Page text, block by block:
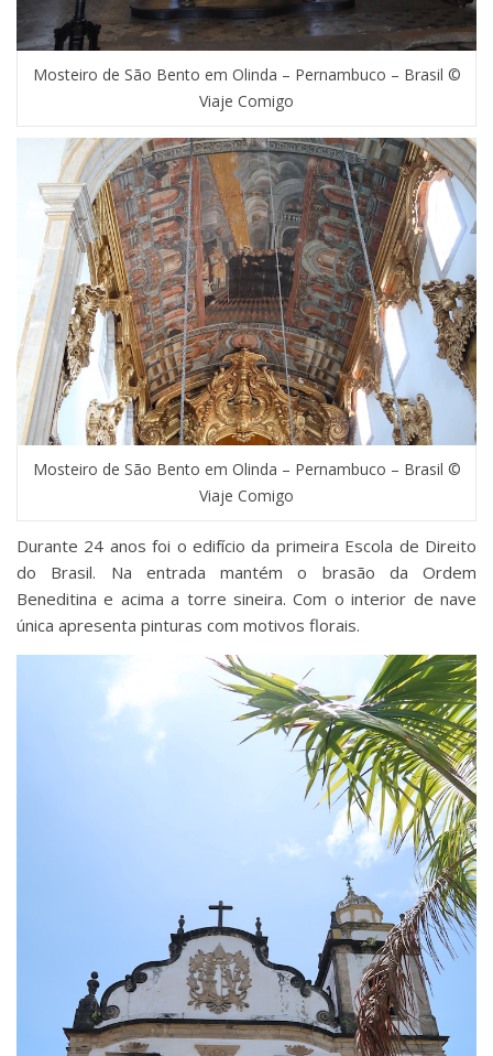
Mosteiro de São Bento em Olinda – Pernambuco – Brasil ©
Viaje Comigo
Mosteiro de São Bento em Olinda – Pernambuco – Brasil ©
Viaje Comigo
Durante 24 anos foi o edifício da primeira Escola de Direito
do Brasil. Na entrada mantém o brasão da Ordem
Beneditina e acima a torre sineira. Com o interior de nave
única apresenta pinturas com motivos florais.